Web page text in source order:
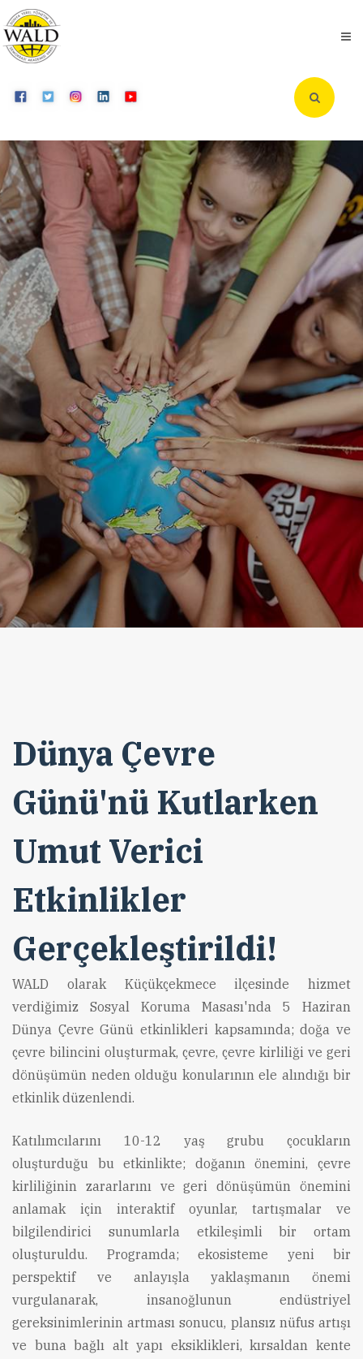
Dünya Çevre
Günü'nü Kutlarken
Umut Verici
Etkinlikler
Gerçekleştirildi!
WALD olarak Küçükçekmece ilçesinde hizmet
verdiğimiz Sosyal Koruma Masası'nda 5 Haziran
Dünya Çevre Günü etkinlikleri kapsamında; doğa ve
çevre bilincini oluşturmak, çevre, çevre kirliliği ve geri
dönüşümün neden olduğu konularının ele alındığı bir
etkinlik düzenlendi.
Katılımcılarını 10-12 yaş grubu çocukların
oluşturduğu bu etkinlikte; doğanın önemini, çevre
kirliliğinin zararlarını ve geri dönüşümün önemini
anlamak için interaktif oyunlar, tartışmalar ve
bilgilendirici sunumlarla etkileşimli bir ortam
oluşturuldu. Programda; ekosisteme yeni bir
perspektif ve anlayışla yaklaşmanın önemi
vurgulanarak, insanoğlunun endüstriyel
gereksinimlerinin artması sonucu, plansız nüfus artışı
ve buna bağlı alt yapı eksiklikleri, kırsaldan kente